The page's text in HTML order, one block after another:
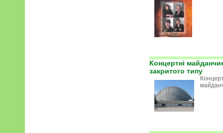
Концертні
закритого типу